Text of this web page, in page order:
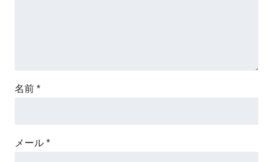
名前 *
メール *